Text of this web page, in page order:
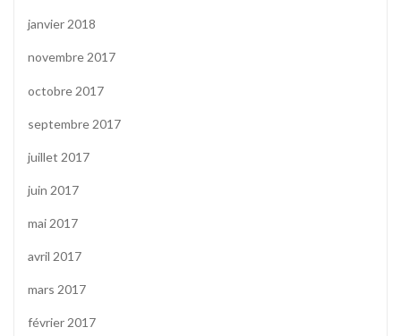
janvier 2018
novembre 2017
octobre 2017
septembre 2017
juillet 2017
juin 2017
mai 2017
avril 2017
mars 2017
février 2017